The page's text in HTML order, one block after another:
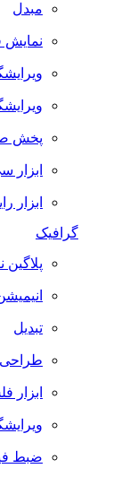
مبدل
نمایش
پخش
ابزار
ابزار
گرافیک
پلاگین
تبدیل
طراحی
ابزار
ضبط